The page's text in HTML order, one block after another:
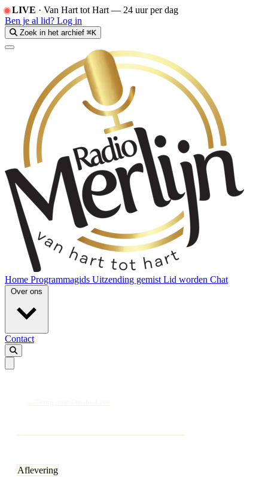
LIVE · Van Hart tot Hart — 24 uur per dag
Ben je al lid? Log in
Zoek in het archief ⌘K
Home Programmagids Uitzending gemist Lid worden Chat
Over ons
Contact
Aflevering